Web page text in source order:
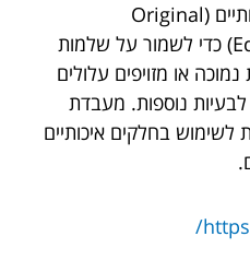
בחלקי OEM מקוריים או איכותיים (Original
Equipment Manufacturer) כדי לשמור על שלמות
או מזויפים עלולים
לבעיות נוספות. מעבדת
לשימוש בחלקים איכותיים